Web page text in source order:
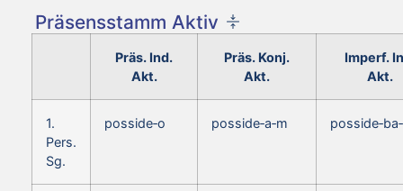
Präsensstamm Aktiv
Präs. Ind.
Akt.
Präs. Konj.
Akt.
Imperf.
Akt.
1.
Pers.
Sg.
posside‑o posside‑a‑m